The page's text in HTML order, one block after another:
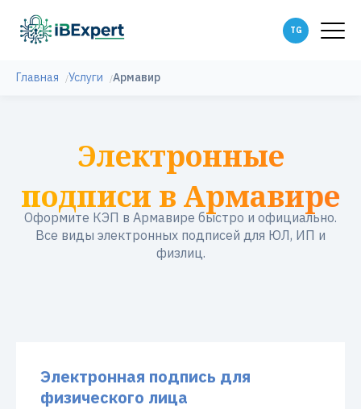
Главная Услуги Армавир
Электронные
подписи в Армавире
Оформите КЭП в Армавире быстро и официально.
Все виды электронных подписей для ЮЛ, ИП и
физлиц.
Электронная подпись для
физического лица